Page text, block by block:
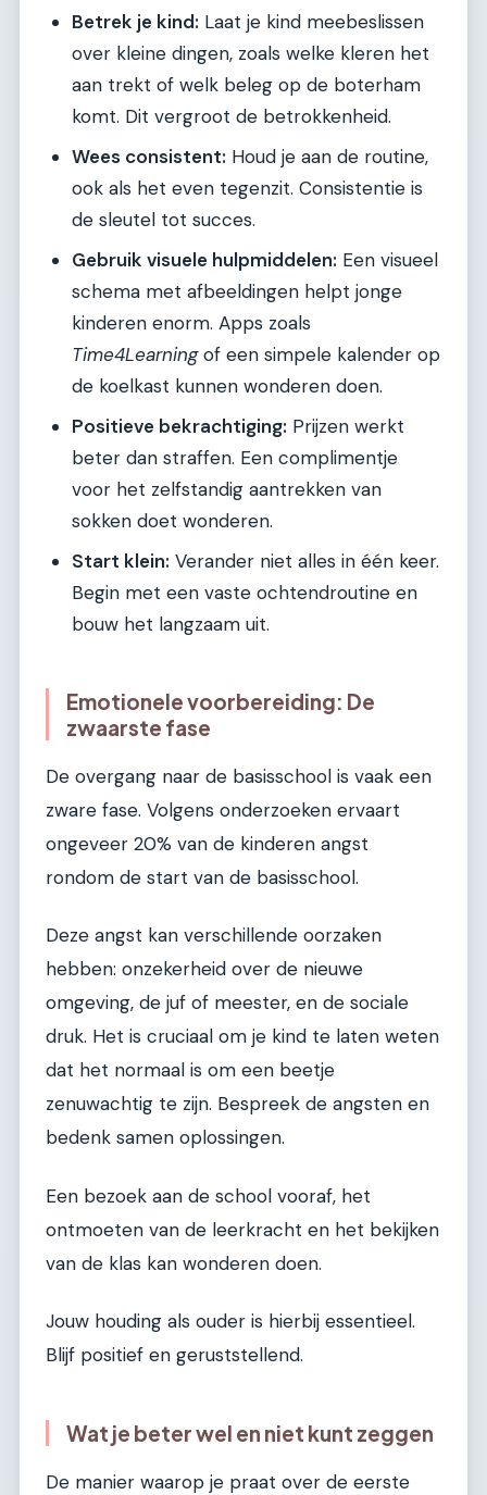
Betrek je kind: Laat je kind meebeslissen
over kleine dingen, zoals welke kleren het
aan trekt of welk beleg op de boterham
komt. Dit vergroot de betrokkenheid.
Wees consistent: Houd je aan de routine,
ook als het even tegenzit. Consistentie is
de sleutel tot succes.
Gebruik visuele hulpmiddelen: Een visueel
schema met afbeeldingen helpt jonge
kinderen enorm. Apps zoals
Time4Learningof een simpele kalender op
de koelkast kunnen wonderen doen.
Positieve bekrachtiging: Prijzen werkt
beter dan straffen. Een complimentje
voor het zelfstandig aantrekken van
sokken doet wonderen.
Start klein: Verander niet alles in één keer.
Begin met een vaste ochtendroutine en
bouw het langzaam uit.
Emotionele voorbereiding: De
zwaarste fase
De overgang naar de basisschool is vaak een
zware fase. Volgens onderzoeken ervaart
ongeveer 20% van de kinderen angst
rondom de start van de basisschool.
Deze angst kan verschillende oorzaken
hebben: onzekerheid over de nieuwe
omgeving, de juf of meester, en de sociale
druk. Het is cruciaal om je kind te laten weten
dat het normaal is om een beetje
zenuwachtig te zijn. Bespreek de angsten en
bedenk samen oplossingen.
Een bezoek aan de school vooraf, het
ontmoeten van de leerkracht en het bekijken
van de klas kan wonderen doen.
Jouw houding als ouder is hierbij essentieel.
Blijf positief en geruststellend.
Wat je beter wel en niet kunt zeggen
De manier waarop je praat over de eerste